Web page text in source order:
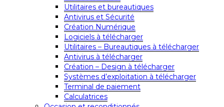
Utilitaires et bureautiques
Antivirus et Sécurité
Création Numérique
Logiciels à télécharger
Utilitaires – Bureautiques à télécharger
Antivirus à télécharger
Création – Design à télécharger
Systèmes d’exploitation à télécharger
Terminal de paiement
Calculatrices